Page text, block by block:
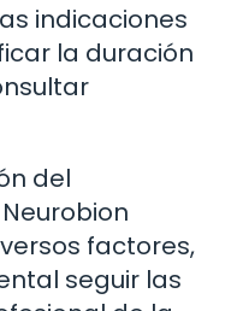
indicaciones
la duración
del
factores,
seguir las